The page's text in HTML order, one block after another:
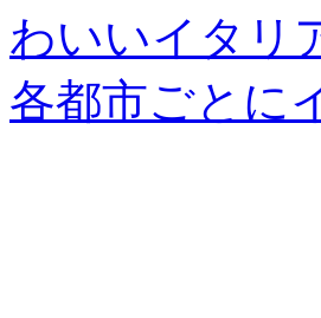
わいいイタリ
各都市ごとに